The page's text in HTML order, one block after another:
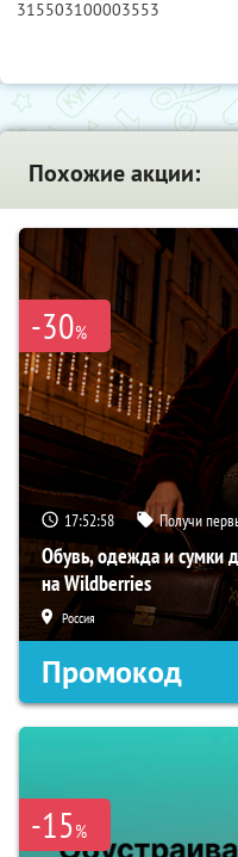
315503100003553
Похожие акции:
-30%
17:52:57 Получи
Обувь, одежда и сумки
на Wildberries
Россия
Промокод
-15%